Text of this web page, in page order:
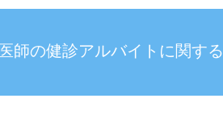
医師の健診アルバイトに関する